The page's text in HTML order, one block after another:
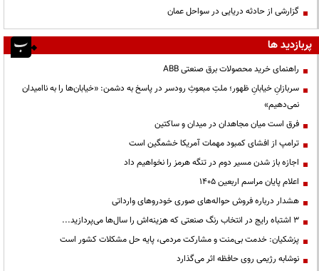
گزارشی از حادثه دریایی در سواحل عمان
پربازدید ها
راهنمای خرید محصولات برق صنعتی ABB
سربازانِ خیابانِ ظهور؛ ملتِ مبعوثِ رودسر در پاسخ به دشمن: «خیابان‌ها را به ناامیدان
نمی‌دهیم»
فرق است میان مجاهدان در میدان و ساکتین
ترامپ از افشای کمبود مهمات آمریکا خشمگین است
اجازه باز شدن مسیر دوم در تنگه هرمز را نخواهیم داد
اعلام پایان مراسم اربعین ۱۴۰۵
هشدار درباره فروش حواله‌های صوری خودروهای وارداتی
3 اشتباه رایج در انتخاب رنگ صنعتی که هزینه‌اش را سال‌ها می‌پردازید...
پزشکیان: خدمت بی‌منت و مشارکت مردمی، پایه حل مشکلات کشور است
نوشابه رژیمی روی حافظه اثر می‌گذارد